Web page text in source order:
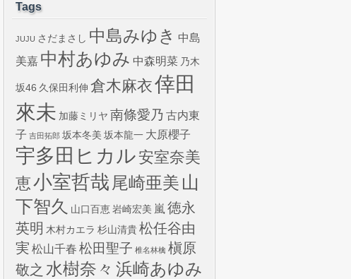
Tags
JUJU さだまさし 中島みゆき 中島
美嘉 中村あゆみ 中森明菜 乃木
坂46 久保田利伸 倉木麻衣倖田
來未 加藤ミリヤ 南條愛乃 古内東
子 吉田拓郎 坂本冬美 坂本龍一 大原櫻子
宇多田ヒカル安室奈美
恵小室哲哉 尾崎亜美 山
下智久 山口百恵岩崎宏美 嵐 徳永
英明 木村カエラ 杉山清貴松任谷由
実 松山千春 松田聖子 椎名林檎 槇原
敬之 水樹奈々 浜崎あゆみ